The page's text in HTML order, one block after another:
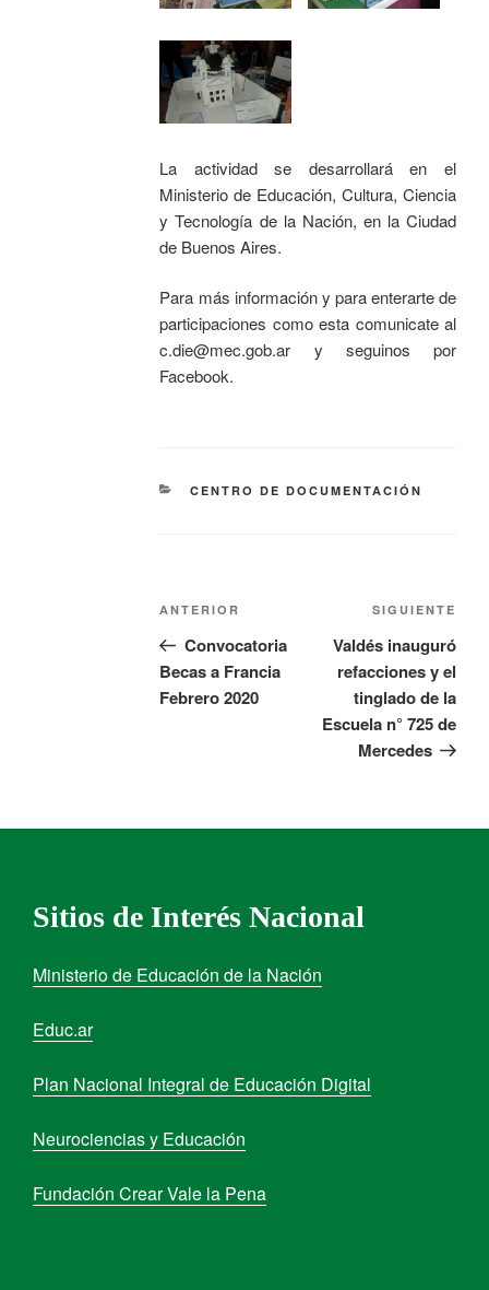
La actividad se desarrollará en el
Ministerio de Educación, Cultura, Ciencia
y Tecnología de la Nación, en la Ciudad
de Buenos Aires.
Para más información y para enterarte de
participaciones como esta comunicate al
c.die@mec.gob.ar y seguinos por
Facebook.
CENTRO DE DOCUMENTACIÓN
ANTERIOR
Convocatoria
Becas a Francia
Febrero 2020
SIGUIENTE
Valdés inauguró
refacciones y el
tinglado de la
Escuela n° 725 de
Mercedes
Sitios de Interés Nacional
Ministerio de Educación de la Nación
Educ.ar
Plan Nacional Integral de Educación Digital
Neurociencias y Educación
Fundación Crear Vale la Pena